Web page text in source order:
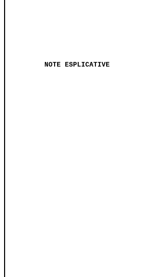
NOTE ESPLICATIVE